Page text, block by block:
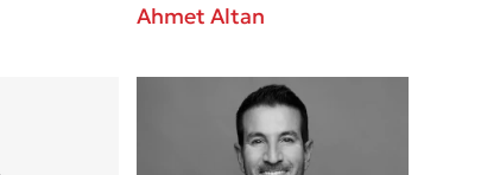
Ahmet Altan